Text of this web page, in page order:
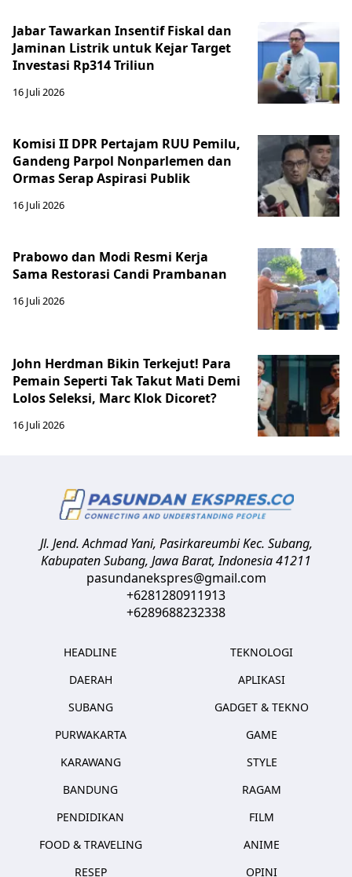
Jabar Tawarkan Insentif Fiskal dan
Jaminan Listrik untuk Kejar Target
Investasi Rp314 Triliun
16 Juli 2026
Komisi II DPR Pertajam RUU Pemilu,
Gandeng Parpol Nonparlemen dan
Ormas Serap Aspirasi Publik
16 Juli 2026
Prabowo dan Modi Resmi Kerja
Sama Restorasi Candi Prambanan
16 Juli 2026
John Herdman Bikin Terkejut! Para
Pemain Seperti Tak Takut Mati Demi
Lolos Seleksi, Marc Klok Dicoret?
16 Juli 2026
Jl. Jend. Achmad Yani, Pasirkareumbi Kec. Subang,
Kabupaten Subang, Jawa Barat,Indonesia41211
pasundanekspres@gmail.com
+6281280911913
+6289688232338
HEADLINE
DAERAH
SUBANG
PURWAKARTA
KARAWANG
BANDUNG
PENDIDIKAN
FOOD & TRAVELING
RESEP
TEKNOLOGI
APLIKASI
GADGET & TEKNO
GAME
STYLE
RAGAM
FILM
ANIME
OPINI